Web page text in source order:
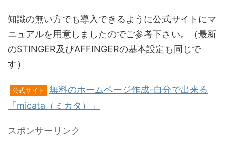
知識の無い方でも導入できるように公式サイトにマ
ニュアルを用意しましたのでご参考下さい。（最新
のSTINGER及びAFFINGERの基本設定も同じで
す）
公式サイト
無料のホームページ作成-自分で出来る
「micata（ミカタ）」
スポンサーリンク